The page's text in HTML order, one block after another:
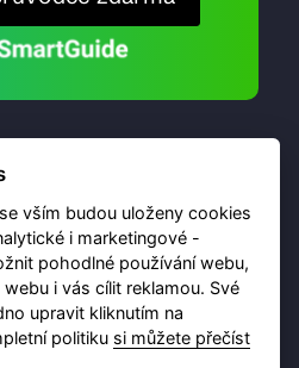
provozujeBrána Jihlavy,
práva vyhrazena.
vším budou uloženy cookies
i marketingové -
pohodlné používání webu,
i vás cílit reklamou. Své
upravit kliknutím na
politiku si můžete přečíst